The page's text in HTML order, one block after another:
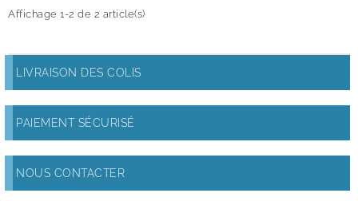
Affichage 1-2 de 2 article(s)
LIVRAISON DES COLIS
PAIEMENT SÉCURISÉ
NOUS CONTACTER